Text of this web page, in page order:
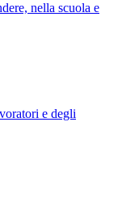
nella scuola e
e degli